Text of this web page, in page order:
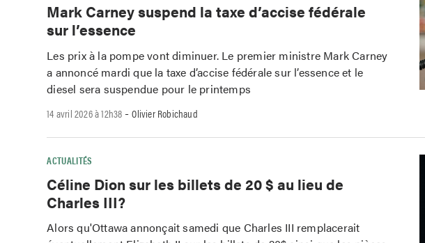
Mark Carney suspend la taxe d’accise fédérale
sur l’essence
Les prix à la pompe vont diminuer. Le premier ministre Mark Carney
a annoncé mardi que la taxe d’accise fédérale sur l’essence et le
diesel sera suspendue pour le printemps
14 avril 2026 à 12h38 -Olivier Robichaud
ACTUALITÉS
Céline Dion sur les billets de 20 $ au lieu de
Charles III?
Alors qu'Ottawa annonçait samedi que Charles III remplacerait